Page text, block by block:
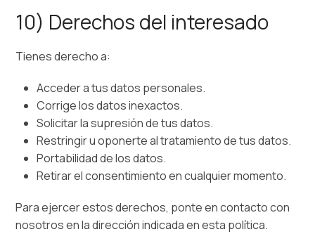
10) Derechos del interesado
Tienes derecho a:
Acceder a tus datos personales.
Corrige los datos inexactos.
Solicitar la supresión de tus datos.
Restringir u oponerte al tratamiento de tus datos.
Portabilidad de los datos.
Retirar el consentimiento en cualquier momento.
Para ejercer estos derechos, ponte en contacto con
nosotros en la dirección indicada en esta política.